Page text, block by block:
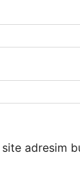
adresim